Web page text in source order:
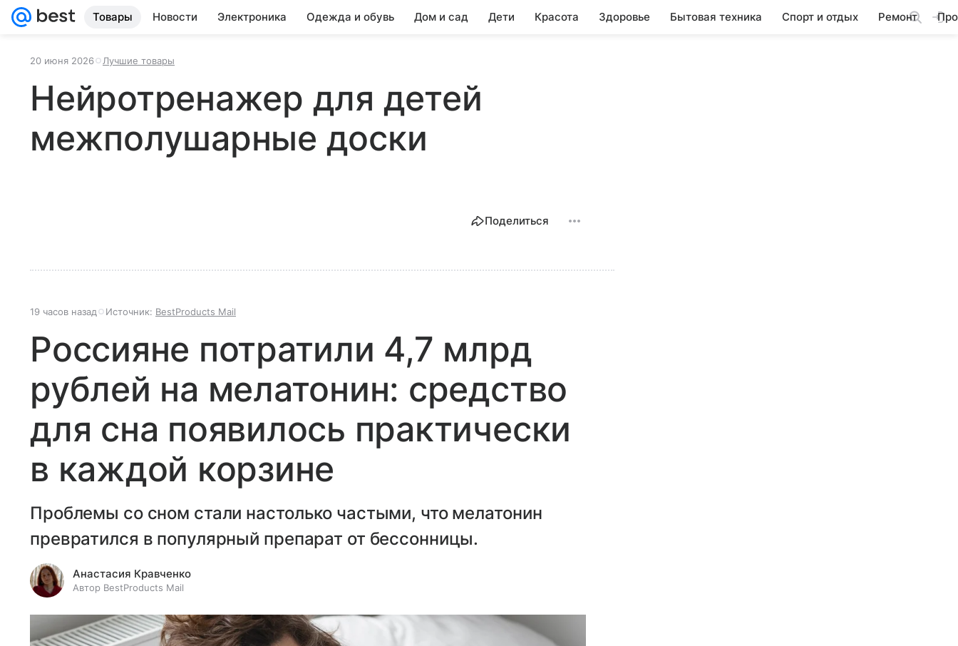
Товары Новости Электроника Одежда и обувь Дом и сад Дети Красота Здоровье Бытовая техника Спорт и отдых Ремонт
20 июня 2026 Лучшие товары
Нейротренажер для детей
межполушарные доски
Поделиться
19 часов назад Источник: BestProducts Mail
Россияне потратили 4,7 млрд
рублей на мелатонин: средство
для сна появилось практически
в каждой корзине
Проблемы со сном стали настолько частыми, что мелатонин
превратился в популярный препарат от бессонницы.
Анастасия Кравченко
Автор BestProducts Mail